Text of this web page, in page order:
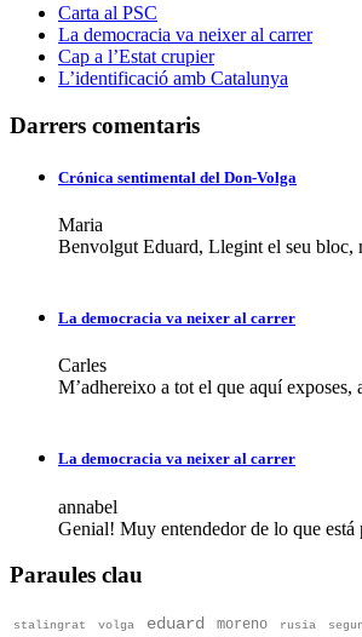
Carta al PSC
La democracia va neixer al carrer
Cap a l’Estat crupier
L’identificació amb Catalunya
Darrers comentaris
Crónica sentimental del Don-Volga
Maria
Benvolgut Eduard, Llegint el seu bloc,
La democracia va neixer al carrer
Carles
M’adhereixo a tot el que aquí exposes,
La democracia va neixer al carrer
annabel
Genial! Muy entendedor de lo que está
Paraules clau
stalingrat volga eduard moreno rusia